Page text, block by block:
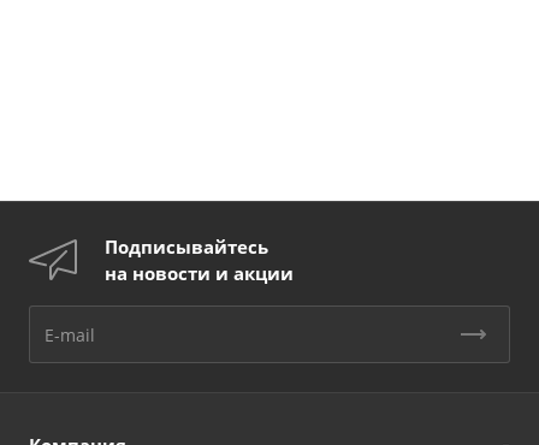
Подписывайтесь
на новости и акции